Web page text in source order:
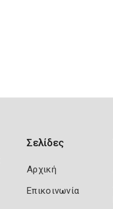
Σελίδες
Αρχική
Επικοινωνία